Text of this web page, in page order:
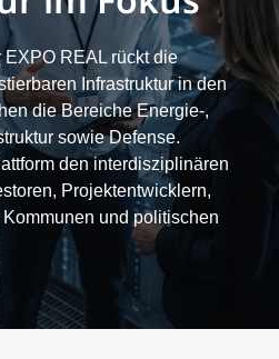
REAL rückt die
Infrastruktur in den
die Bereiche Energie-,
sowie Defense.
den interdisziplinären
Projektentwicklern,
und politischen